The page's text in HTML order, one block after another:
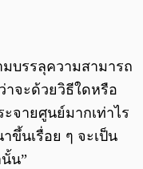
มบรรลุความสามารถ
าจะด้วยวิธีใดหรือ
จายศูนย์มากเท่าไร
ขึ้นเรื่อย ๆ จะเป็น
น”